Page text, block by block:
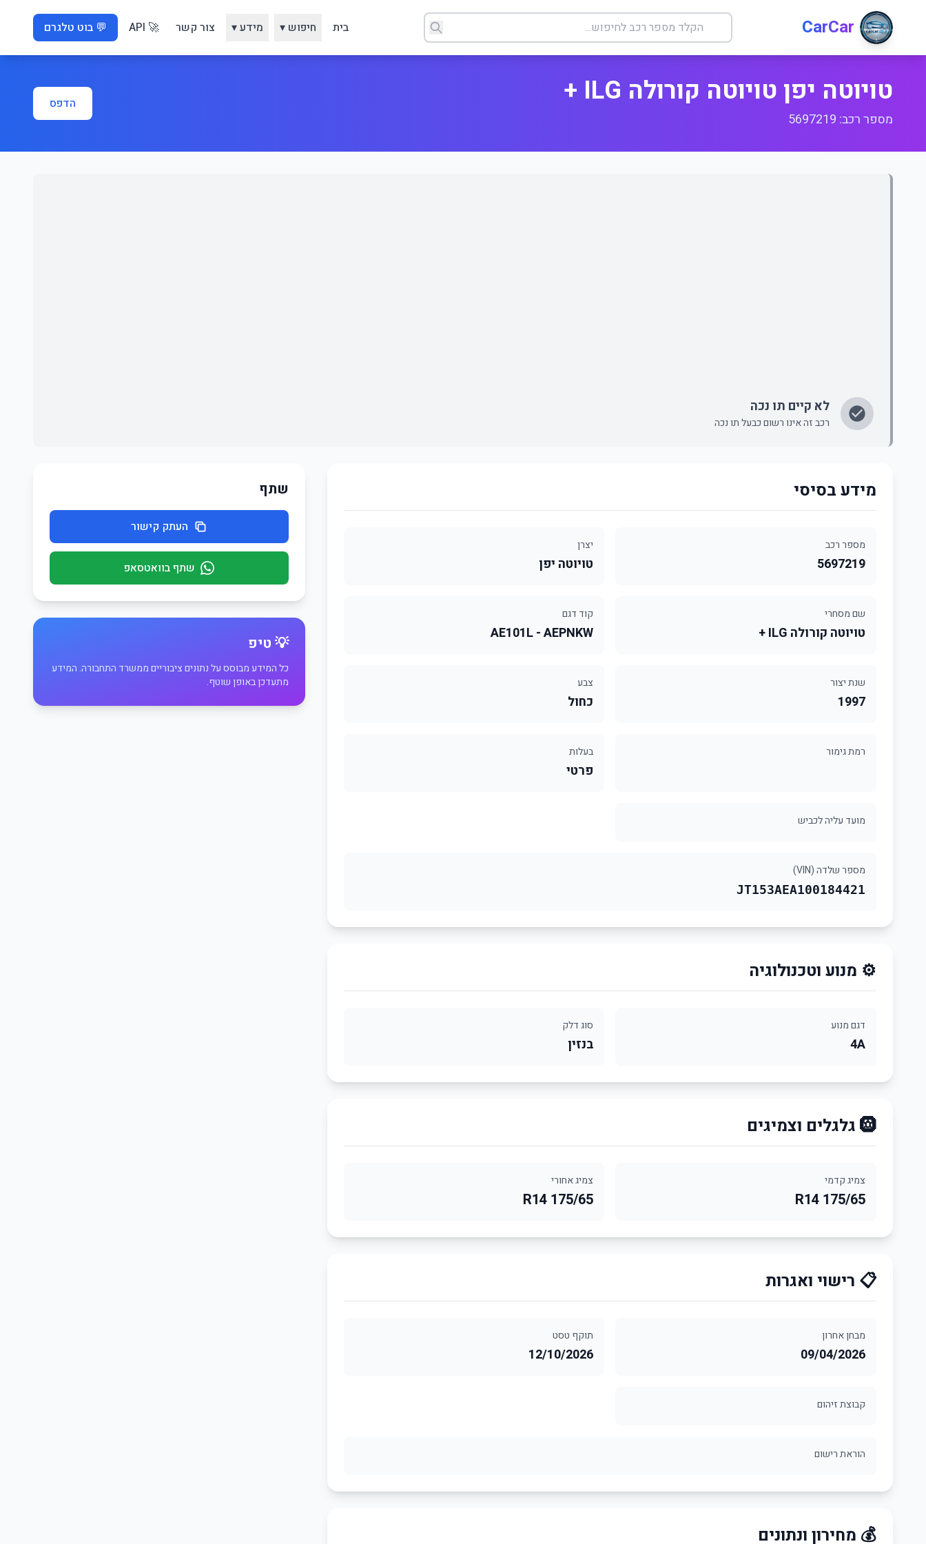
CarCar בית חיפוש ▾ מידע ▾ צור קשר 🚀 API 💬 בוט טלגרם
טויוטה יפן טויוטה קורולה ILG +
מספר רכב: 5697219
הדפס
לא קיים תו נכה
רכב זה אינו רשום כבעל תו נכה
מידע בסיסי
מספר רכב
5697219
יצרן
טויוטה יפן
שם מסחרי
טויוטה קורולה ILG +
קוד דגם
AE101L - AEPNKW
שנת יצור
1997
צבע
כחול
רמת גימור בעלות
פרטי
מועד עליה לכביש
מספר שלדה (VIN)
JT153AEA100184421
⚙️ מנוע וטכנולוגיה
דגם מנוע
4A
סוג דלק
בנזין
🛞 גלגלים וצמיגים
צמיג קדמי
175/65 R14
צמיג אחורי
175/65 R14
📋 רישוי ואגרות
מבחן אחרון
09/04/2026
תוקף טסט
12/10/2026
קבוצת זיהום
הוראת רישום
💰 מחירון ונתונים
שתף
העתק קישור
שתף בוואטסאפ
💡 טיפ
כל המידע מבוסס על נתונים ציבוריים ממשרד התחבורה. המידע
מתעדכן באופן שוטף.